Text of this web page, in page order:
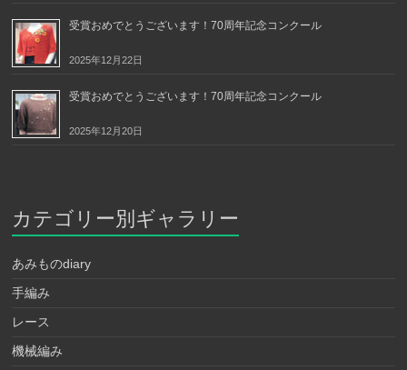
受賞おめでとうございます！70周年記念コンクール
2025年12月22日
受賞おめでとうございます！70周年記念コンクール
2025年12月20日
カテゴリー別ギャラリー
あみものdiary
手編み
レース
機械編み